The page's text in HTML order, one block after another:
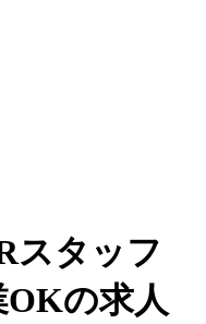
スタッフ
の求人